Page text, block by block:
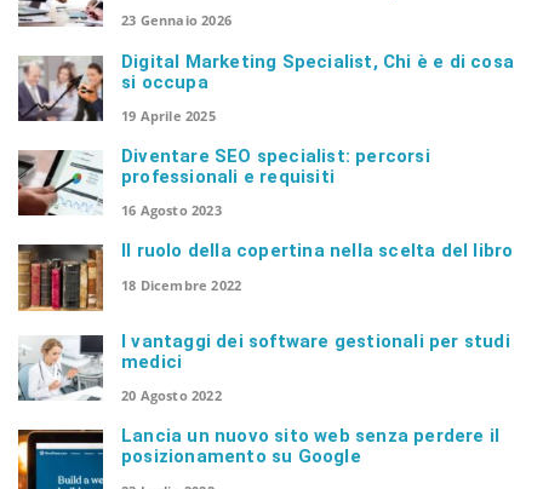
23 Gennaio 2026
Digital Marketing Specialist, Chi è e di cosa
si occupa
19 Aprile 2025
Diventare SEO specialist: percorsi
professionali e requisiti
16 Agosto 2023
Il ruolo della copertina nella scelta del libro
18 Dicembre 2022
I vantaggi dei software gestionali per studi
medici
20 Agosto 2022
Lancia un nuovo sito web senza perdere il
posizionamento su Google